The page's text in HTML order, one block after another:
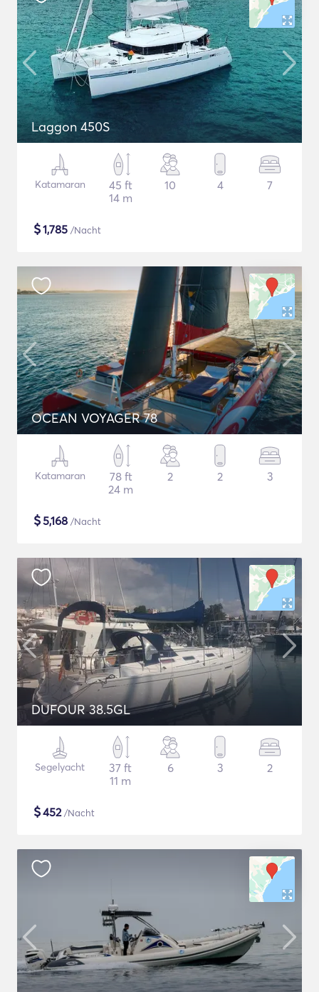
Laggon 450S
Katamaran
45 ft
14 m
10 4 7
$1,785 /Nacht
OCEAN VOYAGER 78
Katamaran
78 ft
24 m
2 2 3
$5,168 /Nacht
DUFOUR 38.5GL
Segelyacht
37 ft
11 m
6 3 2
$452/Nacht